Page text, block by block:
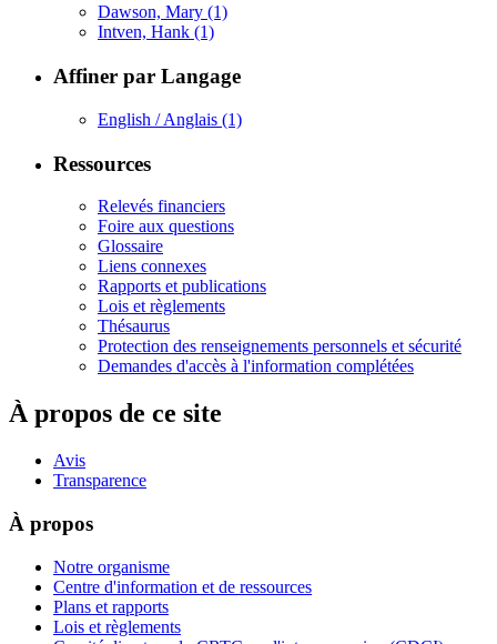
Dawson, Mary (1)
Intven, Hank (1)
Affiner par Langage
English / Anglais (1)
Ressources
Relevés financiers
Foire aux questions
Glossaire
Liens connexes
Rapports et publications
Lois et règlements
Thésaurus
Protection des renseignements personnels et sécurité
Demandes d'accès à l'information complétées
À propos de ce site
Avis
Transparence
À propos
Notre organisme
Centre d'information et de ressources
Plans et rapports
Lois et règlements